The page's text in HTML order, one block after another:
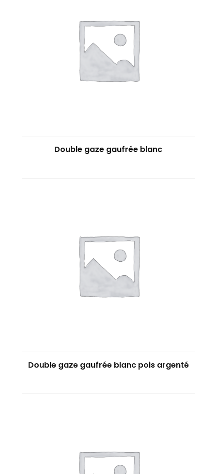
Double gaze gaufrée blanc
Double gaze gaufrée blanc pois argenté